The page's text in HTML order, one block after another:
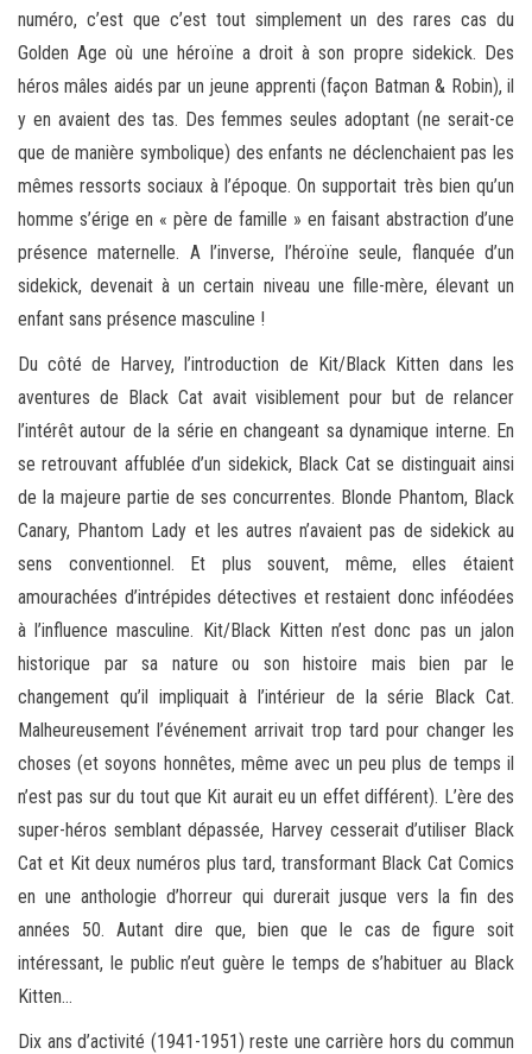
numéro, c’est que c’est tout simplement un des rares cas du
Golden Age où une héroïne a droit à son propre sidekick. Des
héros mâles aidés par un jeune apprenti (façon Batman & Robin), il
y en avaient des tas. Des femmes seules adoptant (ne serait-ce
que de manière symbolique) des enfants ne déclenchaient pas les
mêmes ressorts sociaux à l’époque. On supportait très bien qu’un
homme s’érige en « père de famille » en faisant abstraction d’une
présence maternelle. A l’inverse, l’héroïne seule, flanquée d’un
sidekick, devenait à un certain niveau une fille-mère, élevant un
enfant sans présence masculine !
Du côté de Harvey, l’introduction de Kit/Black Kitten dans les
aventures de Black Cat avait visiblement pour but de relancer
l’intérêt autour de la série en changeant sa dynamique interne. En
se retrouvant affublée d’un sidekick, Black Cat se distinguait ainsi
de la majeure partie de ses concurrentes. Blonde Phantom, Black
Canary, Phantom Lady et les autres n’avaient pas de sidekick au
sens conventionnel. Et plus souvent, même, elles étaient
amourachées d’intrépides détectives et restaient donc inféodées
à l’influence masculine. Kit/Black Kitten n’est donc pas un jalon
historique par sa nature ou son histoire mais bien par le
changement qu’il impliquait à l’intérieur de la série Black Cat.
Malheureusement l’événement arrivait trop tard pour changer les
choses (et soyons honnêtes, même avec un peu plus de temps il
n’est pas sur du tout que Kit aurait eu un effet différent). L’ère des
super-héros semblant dépassée, Harvey cesserait d’utiliser Black
Cat et Kit deux numéros plus tard, transformant Black Cat Comics
en une anthologie d’horreur qui durerait jusque vers la fin des
années 50. Autant dire que, bien que le cas de figure soit
intéressant, le public n’eut guère le temps de s’habituer au Black
Kitten…
Dix ans d’activité (1941-1951) reste une carrière hors du commun